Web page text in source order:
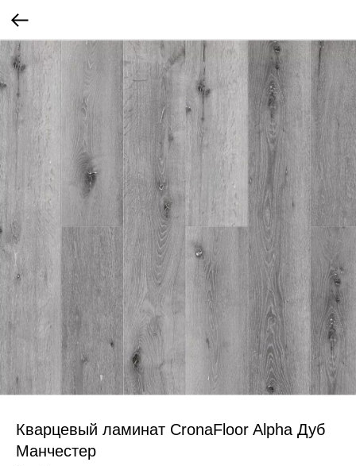
Кварцевый ламинат CronaFloor Alpha Дуб
Манчестер